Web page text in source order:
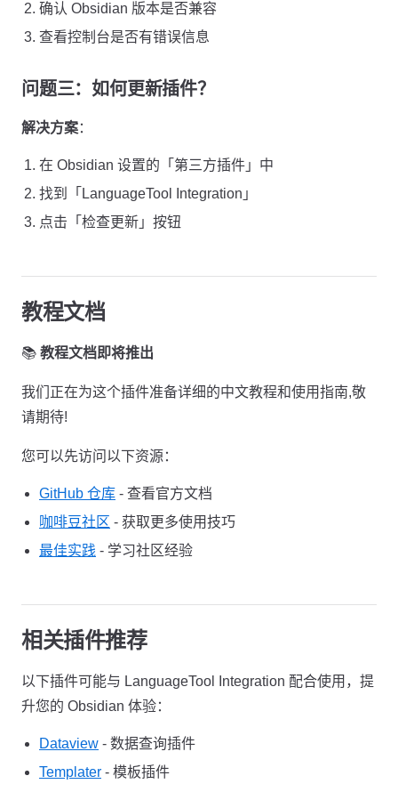
确认 Obsidian 版本是否兼容
查看控制台是否有错误信息
问题三：如何更新插件？
解决方案：
在 Obsidian 设置的「第三方插件」中
找到「LanguageTool Integration」
点击「检查更新」按钮
教程文档
📚 教程文档即将推出
我们正在为这个插件准备详细的中文教程和使用指南,敬
请期待!
您可以先访问以下资源：
GitHub 仓库 - 查看官方文档
咖啡豆社区 - 获取更多使用技巧
最佳实践 - 学习社区经验
相关插件推荐
以下插件可能与 LanguageTool Integration 配合使用，提
升您的 Obsidian 体验：
Dataview - 数据查询插件
Templater - 模板插件